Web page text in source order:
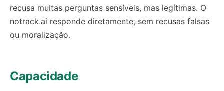
recusa muitas perguntas sensíveis, mas legítimas. O
notrack.ai responde diretamente, sem recusas falsas
ou moralização.
Capacidade